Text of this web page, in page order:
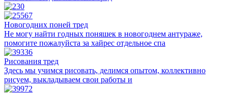
Новогодних поней тред
Не могу найти годных поняшек в новогоднем антураже,
помогите пожалуйста за хайрес отдельное спа
Рисования тред
Здесь мы учимся рисовать, делимся опытом, коллективно
рисуем, выкладываем свои работы и